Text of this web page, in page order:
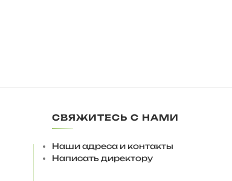
толкателями push-to-open.
СВЯЖИТЕСЬ С НАМИ
Наши адреса и контакты
Написать директору